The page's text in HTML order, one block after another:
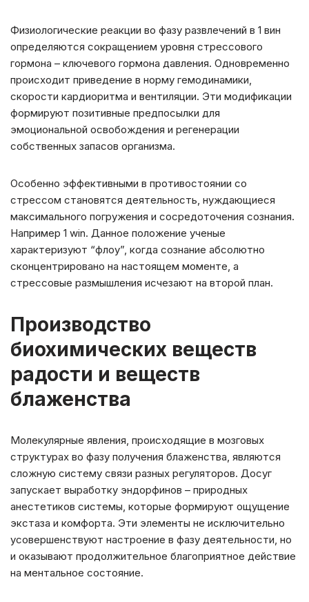
Физиологические реакции во фазу развлечений в 1 вин
определяются сокращением уровня стрессового
гормона – ключевого гормона давления. Одновременно
происходит приведение в норму гемодинамики,
скорости кардиоритма и вентиляции. Эти модификации
формируют позитивные предпосылки для
эмоциональной освобождения и регенерации
собственных запасов организма.
Особенно эффективными в противостоянии со
стрессом становятся деятельность, нуждающиеся
максимального погружения и сосредоточения сознания.
Например 1 win. Данное положение ученые
характеризуют “флоу”, когда сознание абсолютно
сконцентрировано на настоящем моменте, а
стрессовые размышления исчезают на второй план.
Производство
биохимических веществ
радости и веществ
блаженства
Молекулярные явления, происходящие в мозговых
структурах во фазу получения блаженства, являются
сложную систему связи разных регуляторов. Досуг
запускает выработку эндорфинов – природных
анестетиков системы, которые формируют ощущение
экстаза и комфорта. Эти элементы не исключительно
усовершенствуют настроение в фазу деятельности, но
и оказывают продолжительное благоприятное действие
на ментальное состояние.